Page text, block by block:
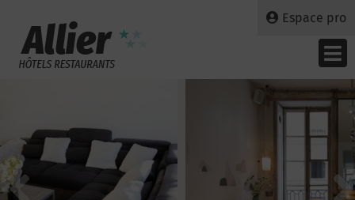
Espace pro